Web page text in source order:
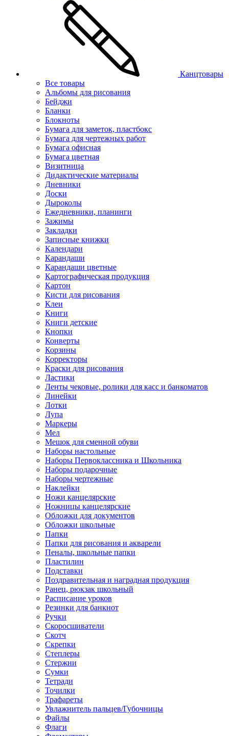
Канцтовары
Все товары
Альбомы для рисования
Бейджи
Бланки
Блокноты
Бумага для заметок, пластбокс
Бумага для чертежных работ
Бумага офисная
Бумага цветная
Визитница
Дидактические материалы
Дневники
Доски
Дыроколы
Ежедневники, планинги
Зажимы
Закладки
Записные книжки
Календари
Карандаши
Карандаши цветные
Картографическая продукция
Картон
Кисти для рисования
Клеи
Книги
Книги детские
Кнопки
Конверты
Корзины
Корректоры
Краски для рисования
Ластики
Ленты чековые, ролики для касс и банкоматов
Линейки
Лотки
Лупа
Маркеры
Мел
Мешок для сменной обуви
Наборы настольные
Наборы Первоклассника и Школьника
Наборы подарочные
Наборы чертежные
Наклейки
Ножи канцелярские
Ножницы канцелярские
Обложки для документов
Обложки школьные
Папки
Папки для рисования и акварели
Пеналы, школьные папки
Пластилин
Подставки
Поздравительная и наградная продукция
Ранец, рюкзак школьный
Расписание уроков
Резинки для банкнот
Ручки
Скоросшиватели
Скотч
Скрепки
Степлеры
Стержни
Сумки
Тетради
Точилки
Трафареты
Увлажнитель пальцев/Губочницы
Файлы
Флаги